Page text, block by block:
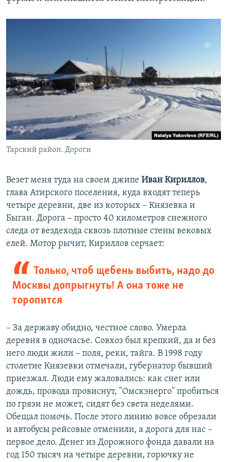
Тарский район. Дороги
​Везет меня туда на своем джипе Иван Кириллов,
глава Атирского поселения, куда входят теперь
четыре деревни, две из которых – Князевка и
Быган. Дорога – просто 40 километров снежного
следа от вездехода сквозь плотные стены вековых
елей. Мотор рычит, Кириллов серчает:
Только, чтоб щебень выбить, надо до
Москвы допрыгнуть! А она тоже не
торопится
– За державу обидно, честное слово. Умерла
деревня в одночасье. Совхоз был крепкий, да и без
него люди жили – поля, реки, тайга. В 1998 году
столетие Князевки отмечали, губернатор бывший
приезжал. Люди ему жаловались: как снег или
дождь, провода провиснут, "Омскэнерго" пробиться
по грязи не может, сидят без света неделями.
Обещал помочь. После этого линию вовсе обрезали
и автобусы рейсовые отменили, а дорога для нас –
первое дело. Денег из Дорожного фонда давали на
год 150 тысяч на четыре деревни, горючку не